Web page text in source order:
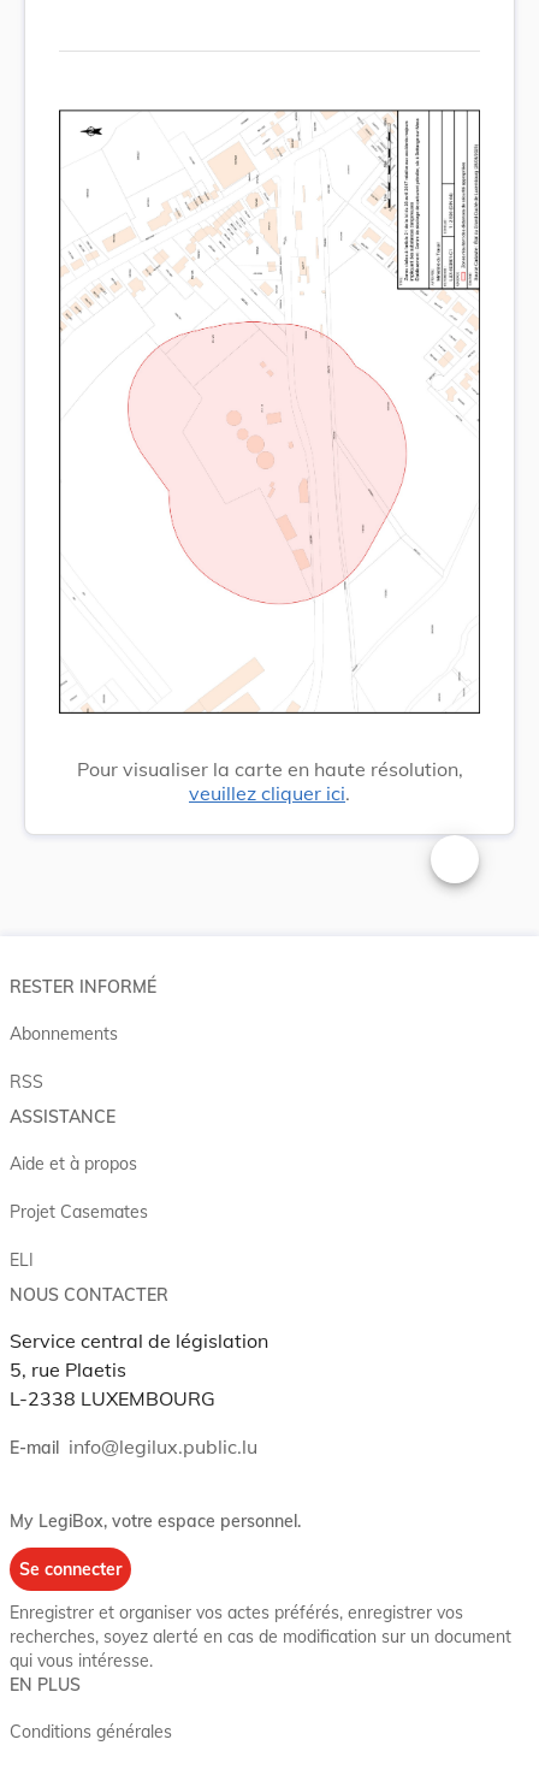
Pour visualiser la carte en haute résolution,
veuillez cliquer ici.
Changer la
RESTER INFORMÉ
Abonnements
RSS
ASSISTANCE
Aide et à propos
Projet Casemates
ELI
NOUS CONTACTER
Service central de législation
5, rue Plaetis
L-2338 LUXEMBOURG
E-mail info@legilux.public.lu
My LegiBox, votre espace personnel.
Se connecter
Enregistrer et organiser vos actes préférés, enregistrer vos
recherches, soyez alerté en cas de modification sur un document
qui vous intéresse.
EN PLUS
Conditions générales